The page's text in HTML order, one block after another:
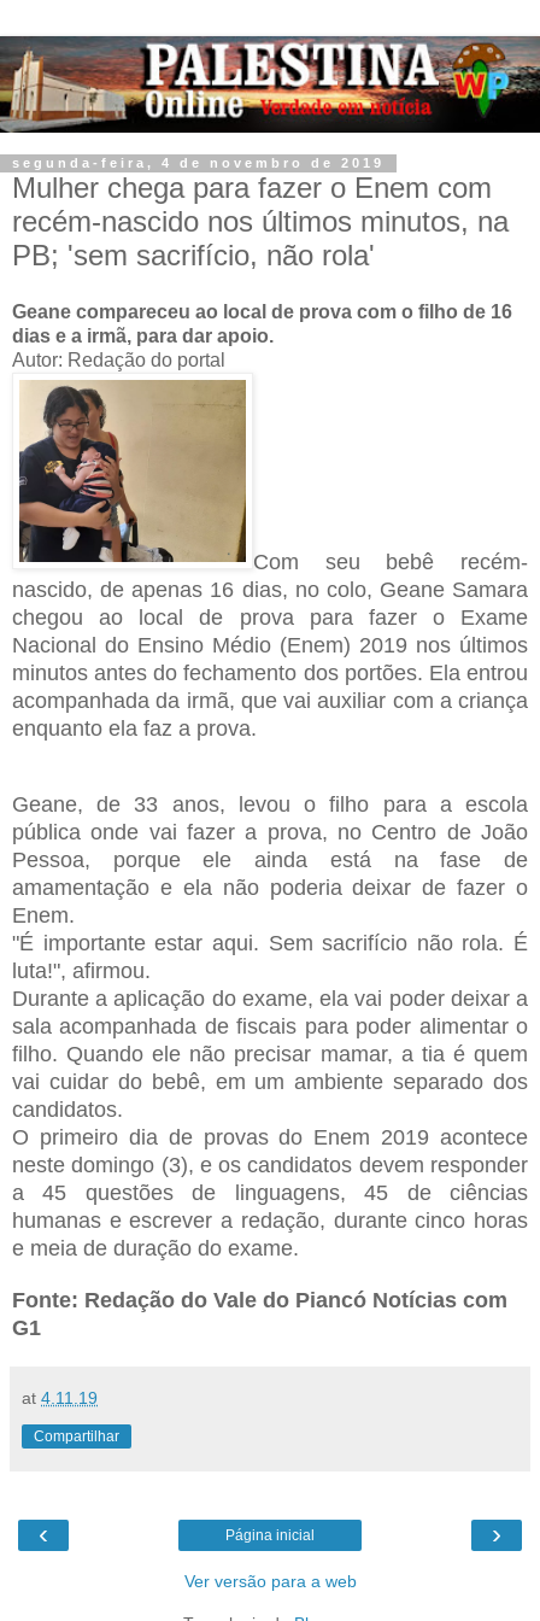
segunda-feira, 4 de novembro de 2019
Mulher chega para fazer o Enem com
recém-nascido nos últimos minutos, na
PB; 'sem sacrifício, não rola'
Geane compareceu ao local de prova com o filho de 16
dias e a irmã, para dar apoio.
Autor: Redação do portal
Com seu bebê recém-
nascido, de apenas 16 dias, no colo, Geane Samara
chegou ao local de prova para fazer o Exame
Nacional do Ensino Médio (Enem) 2019 nos últimos
minutos antes do fechamento dos portões. Ela entrou
acompanhada da irmã, que vai auxiliar com a criança
enquanto ela faz a prova.
Geane, de 33 anos, levou o filho para a escola
pública onde vai fazer a prova, no Centro de João
Pessoa, porque ele ainda está na fase de
amamentação e ela não poderia deixar de fazer o
Enem.
"É importante estar aqui. Sem sacrifício não rola. É
luta!", afirmou.
Durante a aplicação do exame, ela vai poder deixar a
sala acompanhada de fiscais para poder alimentar o
filho. Quando ele não precisar mamar, a tia é quem
vai cuidar do bebê, em um ambiente separado dos
candidatos.
O primeiro dia de provas do Enem 2019 acontece
neste domingo (3), e os candidatos devem responder
a 45 questões de linguagens, 45 de ciências
humanas e escrever a redação, durante cinco horas
e meia de duração do exame.
Fonte: Redação do Vale do Piancó Notícias com
G1
at 4.11.19
Compartilhar
‹ ›
Página inicial
Ver versão para a web